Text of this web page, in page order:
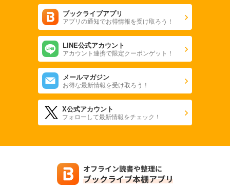
ブックライブアプリ
アプリの通知でお得情報を受け取ろう！
LINE公式アカウント
アカウント連携で限定クーポンゲット！
メールマガジン
お得な最新情報を受け取ろう！
X公式アカウント
フォローして最新情報をチェック！